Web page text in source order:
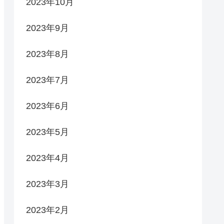
2023年9月
2023年8月
2023年7月
2023年6月
2023年5月
2023年4月
2023年3月
2023年2月